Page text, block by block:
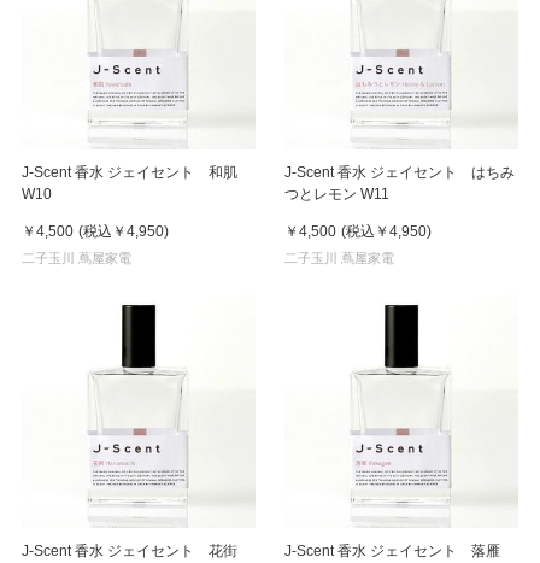
J-Scent 香水 ジェイセント 和肌
W10
￥4,500 (税込 ￥4,950)
二子玉川 蔦屋家電
J-Scent 香水 ジェイセント はちみ
つとレモン W11
￥4,500 (税込 ￥4,950)
二子玉川 蔦屋家電
J-Scent 香水 ジェイセント 花街
J-Scent 香水 ジェイセント 落雁